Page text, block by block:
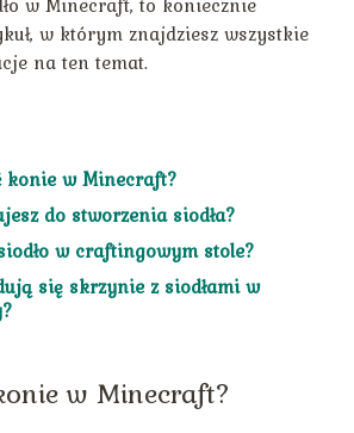
w którym znajdziesz wszystkie
na ten temat.
konie w Minecraft?
do stworzenia siodła?
w craftingowym stole?
się skrzynie z siodłami w
w Minecraft?